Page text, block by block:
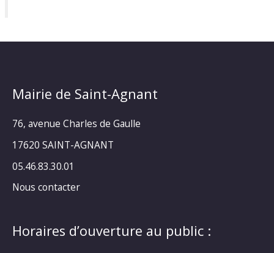
Mairie de Saint-Agnant
76, avenue Charles de Gaulle
17620 SAINT-AGNANT
05.46.83.30.01
Nous contacter
Horaires d’ouverture au public :